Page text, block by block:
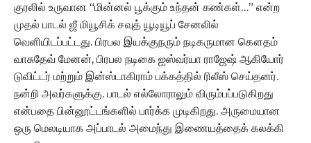
குரலில் உருவான “மின்னல் பூக்கும் உந்தன் கண்கள்…” என்ற
முதல் பாடல் ஜீ மியூசிக் சவுத் யூடியூப் சேனலில்
வெளியிடப்பட்டது. பிரபல இயக்குநரும் நடிகருமான கௌதம்
வாசுதேவ் மேனன், பிரபல நடிகை ஐஸ்வர்யா ராஜேஷ் ஆகியோர்
டுவிட்டர் மற்றும் இன்ஸ்டாகிராம் பக்கத்தில் ரிலீஸ் செய்தனர்.
நன்றி அவர்களுக்கு. பாடல் எல்லோராலும் விரும்பப்படுகிறது
என்பதை பின்னூட்டங்களில் பார்க்க முடிகிறது. அருமையான
ஒரு மெலடியாக அப்பாடல் அமைந்து இணையத்தைக் கலக்கி